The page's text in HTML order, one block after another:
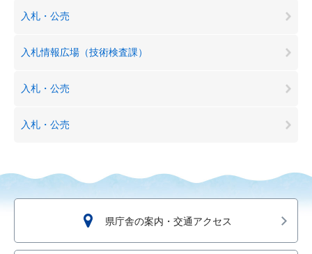
入札・公売
入札情報広場（技術検査課）
入札・公売
入札・公売
県庁舎の案内・交通アクセス